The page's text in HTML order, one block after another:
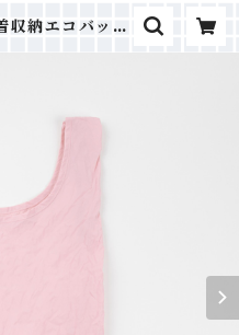
納エコバッグ